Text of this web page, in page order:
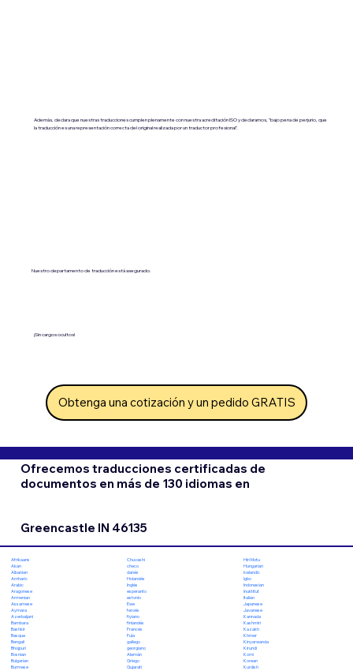
Además, declara que nuestras traducciones cumplen plenamente con nuestra acreditación ISO y declaramos, "bajo pena de perjurio, que
la traducción es una representación correcta del original realizada por un traductor profesional".
Nuestro departamento de traducción está asegurado.
¡Sin cargos ocultos!
Obtenga una cotización y un pedido GRATIS
Ofrecemos traducciones certificadas de
documentos en más de 130 idiomas en
Greencastle IN 46135
Afrikaans
Akan
Albanian
Amharic
Arabic
Aragonese
Armenian
Assamese
Aymara
Azerbaijani
Bambara
Bashkir
Basque
Bengali
Bhojpuri
Bosnian
Bulgarian
Burmese
Chuvashi
checo
danés
Holandés
Inglés
esperanto
estonio
Ewe
feroés
fiyiano
finlandés
Francés
Fula
gallego
georgiano
Alemán
Griego
Gujarati
Hiri Motu
Hungarian
Icelandic
Igbo
Indonesian
Inuktitut
Italian
Japanese
Javanese
Kannada
Kashmiri
Kazakh
Khmer
Kinyarwanda
Kirundi
Komi
Korean
Kurdish